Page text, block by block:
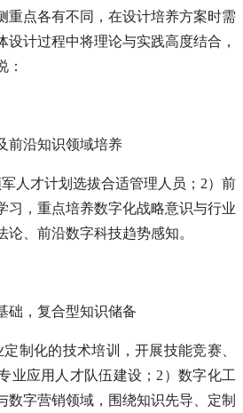
重点各有不同，在设计培养方案时需
设计过程中将理论与实践高度结合，
：
前沿知识领域培养
人才计划选拔合适管理人员；2）前
习，重点培养数字化战略意识与行业
、前沿数字科技趋势感知。
础，复合型知识储备
制化的技术培训，开展技能竞赛、
业应用人才队伍建设；2）数字化工
数字营销领域，围绕知识先导、定制